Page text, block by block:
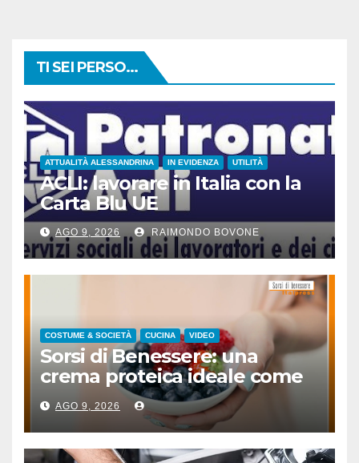
TI SEI PERSO...
ATTUALITÀ ALESSANDRINA IN EVIDENZA UTILITÀ
ACLI: lavorare in Italia con la
Carta Blu UE
AGO 9, 2026 RAIMONDO BOVONE
COSTUME & SOCIETÀ CUCINA VIDEO
Sorsi di Benessere: una
crema proteica ideale come
spuntino
AGO 9, 2026